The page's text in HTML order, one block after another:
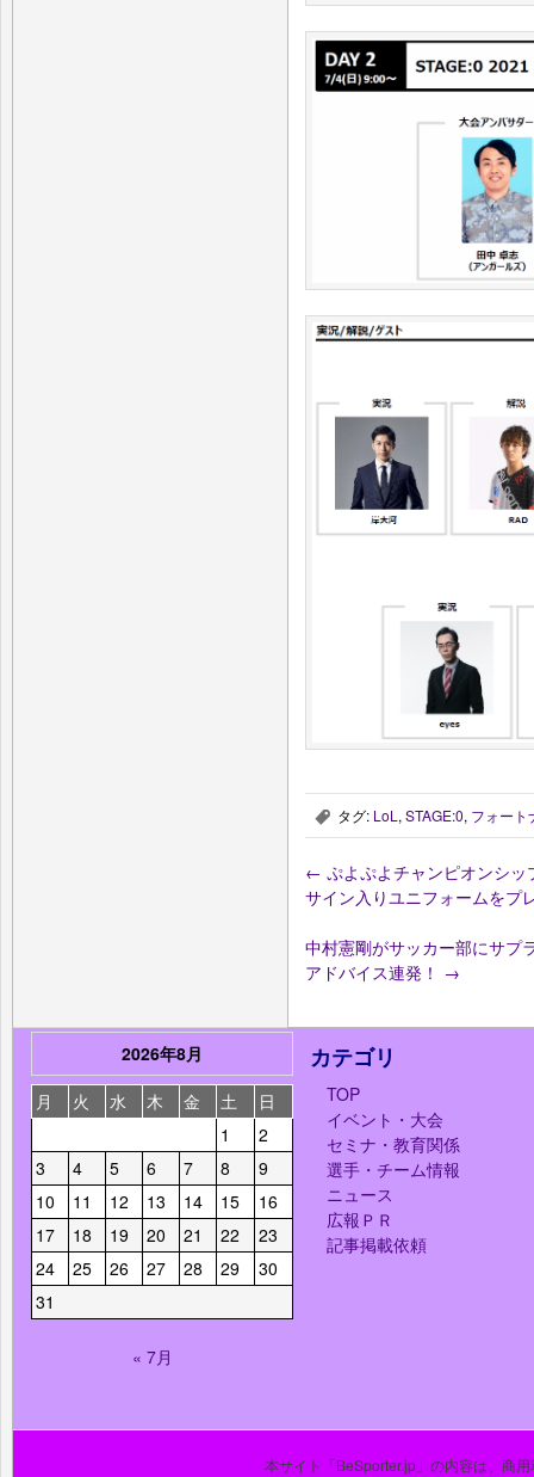
, タグ: LoL , STAGE:0, フォート
← ぷよぷよチャンピオンシッ
サイン入りユニフォームをプ
中村憲剛がサッカー部にサプ
アドバイス連発！ →
2026年8月
月
火 水 木 金 土
日
1
2
3
4 5 6 7 8
9
10
11 12 13 14 15
16
17
18 19 20 21 22
23
24
25 26 27 28 29
30
31
« 7月
カテゴリ
TOP
イベント・大会
セミナ・教育関係
選手・チーム情報
ニュース
広報ＰＲ
記事掲載依頼
本サイト「BeSporter.jp」の内容は、商